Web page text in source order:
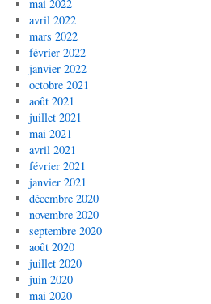
mai 2022
avril 2022
mars 2022
février 2022
janvier 2022
octobre 2021
août 2021
juillet 2021
mai 2021
avril 2021
février 2021
janvier 2021
décembre 2020
novembre 2020
septembre 2020
août 2020
juillet 2020
juin 2020
mai 2020